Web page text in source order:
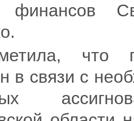
финансов
что
в связи с